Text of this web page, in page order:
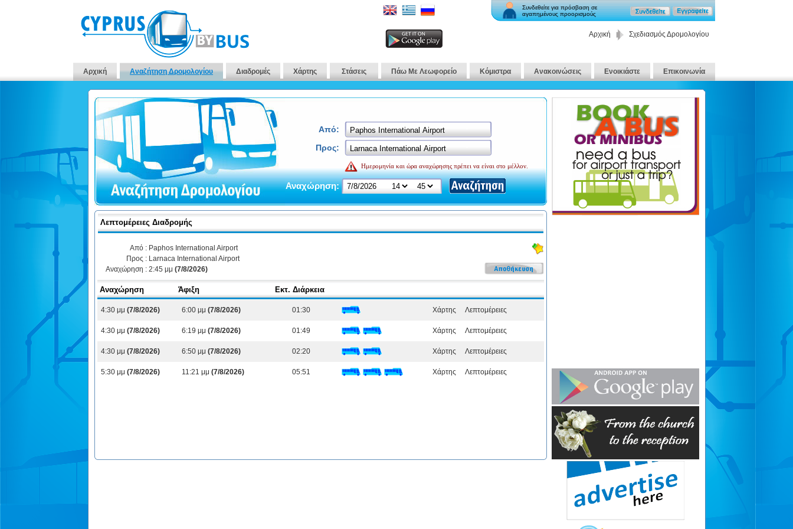
Συνδεθείτε για πρόσβαση σε
αγαπημένους προορισμούς
Αρχική Σχεδιασμός Δρομολογίου
Αρχική Αναζήτηση Δρομολογίου Διαδρομές Χάρτης Στάσεις Πάω Με Λεωφορείο Κόμιστρα Ανακοινώσεις Ενοικιάστε Επικοινωνία
Από:
Προς:
Ημερομηνία και ώρα αναχώρησης πρέπει να είναι στο μέλλον.
Αναχώρηση:
Λεπτομέρειες Διαδρομής
Από : Paphos International Airport
Προς : Larnaca International Airport
Αναχώρηση : 2:45 μμ (7/8/2026)
Αναχώρηση Άφιξη Εκτ. Διάρκεια
4:30 μμ (7/8/2026) 6:00 μμ (7/8/2026) 01:30 Χάρτης Λεπτομέρειες
4:30 μμ (7/8/2026) 6:19 μμ (7/8/2026) 01:49 Χάρτης Λεπτομέρειες
4:30 μμ (7/8/2026) 6:50 μμ (7/8/2026) 02:20 Χάρτης Λεπτομέρειες
5:30 μμ (7/8/2026) 11:21 μμ (7/8/2026) 05:51 Χάρτης Λεπτομέρειες